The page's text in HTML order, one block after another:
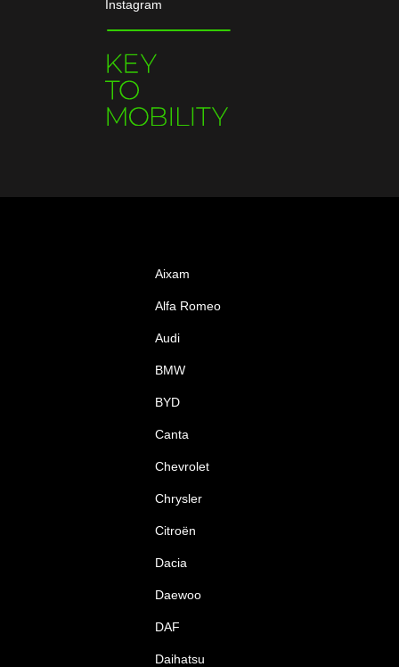
Instagram
Aixam
Alfa Romeo
Audi
BMW
BYD
Canta
Chevrolet
Chrysler
Citroën
Dacia
Daewoo
DAF
Daihatsu